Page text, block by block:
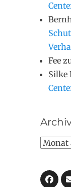
Fee
Silke
Archiv